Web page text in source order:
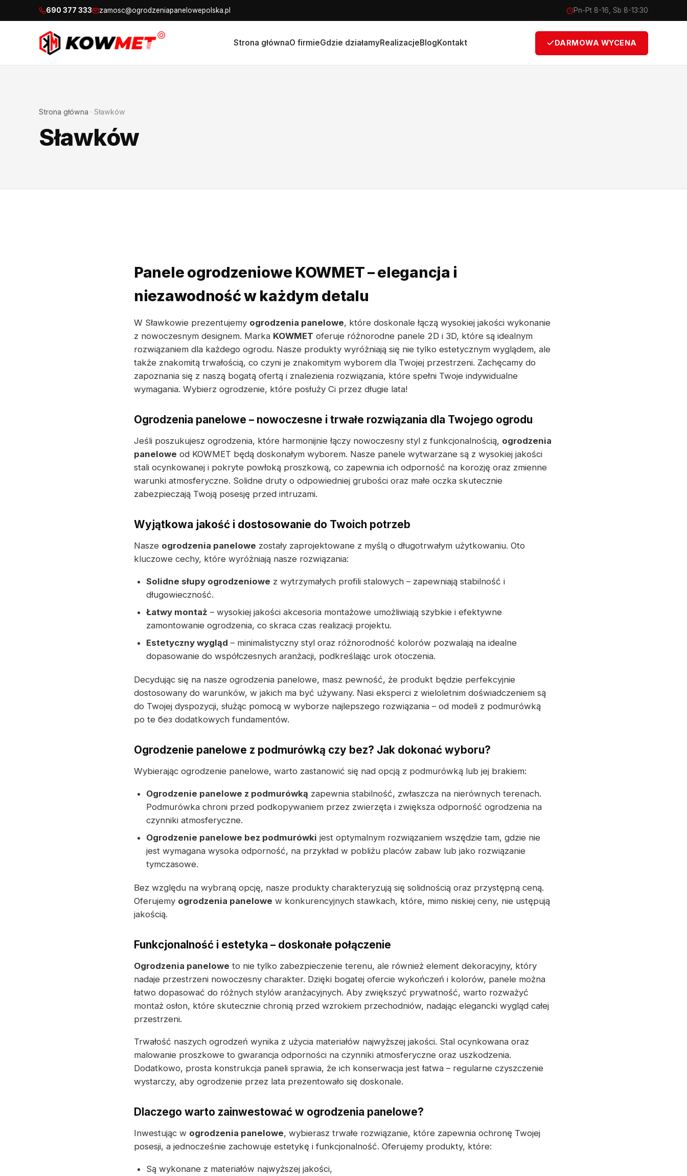
690 377 333 zamosc@ogrodzeniapanelowepolska.pl Pn-Pt 8-16, Sb 8-13:30
Strona głównaO firmieGdzie działamyRealizacjeBlogKontakt DARMOWA WYCENA
Strona główna · Sławków
Sławków
Panele ogrodzeniowe KOWMET – elegancja i
niezawodność w każdym detalu
W Sławkowie prezentujemy ogrodzenia panelowe, które doskonale łączą wysokiej jakości wykonanie
z nowoczesnym designem. Marka KOWMET oferuje różnorodne panele 2D i 3D, które są idealnym
rozwiązaniem dla każdego ogrodu. Nasze produkty wyróżniają się nie tylko estetycznym wyglądem, ale
także znakomitą trwałością, co czyni je znakomitym wyborem dla Twojej przestrzeni. Zachęcamy do
zapoznania się z naszą bogatą ofertą i znalezienia rozwiązania, które spełni Twoje indywidualne
wymagania. Wybierz ogrodzenie, które posłuży Ci przez długie lata!
Ogrodzenia panelowe – nowoczesne i trwałe rozwiązania dla Twojego ogrodu
Jeśli poszukujesz ogrodzenia, które harmonijnie łączy nowoczesny styl z funkcjonalnością, ogrodzenia
panelowe od KOWMET będą doskonałym wyborem. Nasze panele wytwarzane są z wysokiej jakości
stali ocynkowanej i pokryte powłoką proszkową, co zapewnia ich odporność na korozję oraz zmienne
warunki atmosferyczne. Solidne druty o odpowiedniej grubości oraz małe oczka skutecznie
zabezpieczają Twoją posesję przed intruzami.
Wyjątkowa jakość i dostosowanie do Twoich potrzeb
Nasze ogrodzenia panelowe zostały zaprojektowane z myślą o długotrwałym użytkowaniu. Oto
kluczowe cechy, które wyróżniają nasze rozwiązania:
Solidne słupy ogrodzeniowe z wytrzymałych profili stalowych – zapewniają stabilność i
długowieczność.
Łatwy montaż – wysokiej jakości akcesoria montażowe umożliwiają szybkie i efektywne
zamontowanie ogrodzenia, co skraca czas realizacji projektu.
Estetyczny wygląd – minimalistyczny styl oraz różnorodność kolorów pozwalają na idealne
dopasowanie do współczesnych aranżacji, podkreślając urok otoczenia.
Decydując się na nasze ogrodzenia panelowe, masz pewność, że produkt będzie perfekcyjnie
dostosowany do warunków, w jakich ma być używany. Nasi eksperci z wieloletnim doświadczeniem są
do Twojej dyspozycji, służąc pomocą w wyborze najlepszego rozwiązania – od modeli z podmurówką
po te без dodatkowych fundamentów.
Ogrodzenie panelowe z podmurówką czy bez? Jak dokonać wyboru?
Wybierając ogrodzenie panelowe, warto zastanowić się nad opcją z podmurówką lub jej brakiem:
Ogrodzenie panelowe z podmurówką zapewnia stabilność, zwłaszcza na nierównych terenach.
Podmurówka chroni przed podkopywaniem przez zwierzęta i zwiększa odporność ogrodzenia na
czynniki atmosferyczne.
Ogrodzenie panelowe bez podmurówki jest optymalnym rozwiązaniem wszędzie tam, gdzie nie
jest wymagana wysoka odporność, na przykład w pobliżu placów zabaw lub jako rozwiązanie
tymczasowe.
Bez względu na wybraną opcję, nasze produkty charakteryzują się solidnością oraz przystępną ceną.
Oferujemy ogrodzenia panelowe w konkurencyjnych stawkach, które, mimo niskiej ceny, nie ustępują
jakością.
Funkcjonalność i estetyka – doskonałe połączenie
Ogrodzenia panelowe to nie tylko zabezpieczenie terenu, ale również element dekoracyjny, który
nadaje przestrzeni nowoczesny charakter. Dzięki bogatej ofercie wykończeń i kolorów, panele można
łatwo dopasować do różnych stylów aranżacyjnych. Aby zwiększyć prywatność, warto rozważyć
montaż osłon, które skutecznie chronią przed wzrokiem przechodniów, nadając elegancki wygląd całej
przestrzeni.
Trwałość naszych ogrodzeń wynika z użycia materiałów najwyższej jakości. Stal ocynkowana oraz
malowanie proszkowe to gwarancja odporności na czynniki atmosferyczne oraz uszkodzenia.
Dodatkowo, prosta konstrukcja paneli sprawia, że ich konserwacja jest łatwa – regularne czyszczenie
wystarczy, aby ogrodzenie przez lata prezentowało się doskonale.
Dlaczego warto zainwestować w ogrodzenia panelowe?
Inwestując w ogrodzenia panelowe, wybierasz trwałe rozwiązanie, które zapewnia ochronę Twojej
posesji, a jednocześnie zachowuje estetykę i funkcjonalność. Oferujemy produkty, które:
Są wykonane z materiałów najwyższej jakości,